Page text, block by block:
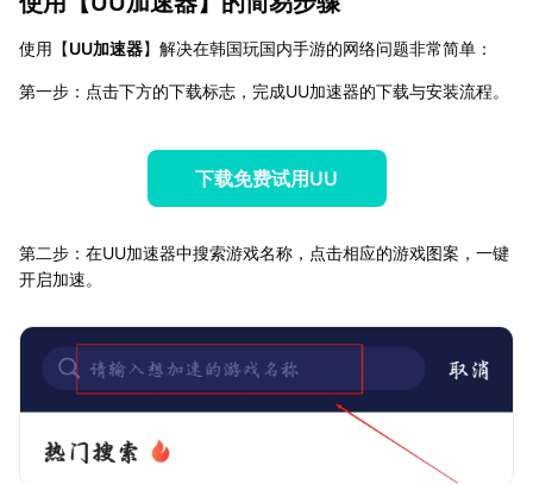
使用【UU加速器】解决在韩国玩国内手游的网络问题非常简单：
第一步：点击下方的下载标志，完成UU加速器的下载与安装流程。
下载免费试用UU
第二步：在UU加速器中搜索游戏名称，点击相应的游戏图案，一键
开启加速。